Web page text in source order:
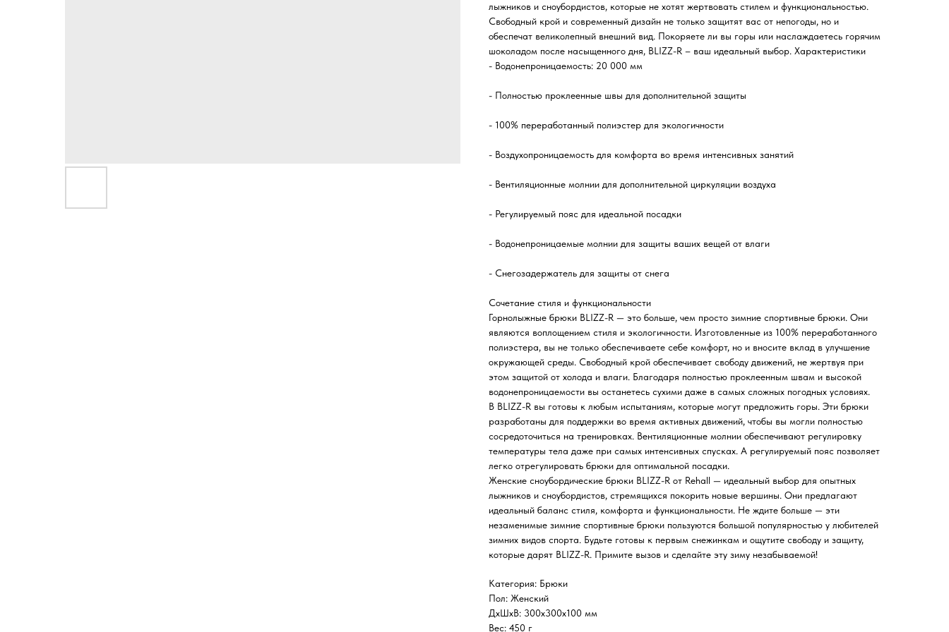
лыжников и сноубордистов, которые не хотят жертвовать стилем и функциональностью.
Свободный крой и современный дизайн не только защитят вас от непогоды, но и
обеспечат великолепный внешний вид. Покоряете ли вы горы или наслаждаетесь горячим
шоколадом после насыщенного дня, BLIZZ-R – ваш идеальный выбор. Характеристики
- Водонепроницаемость: 20 000 мм
- Полностью проклеенные швы для дополнительной защиты
- 100% переработанный полиэстер для экологичности
- Воздухопроницаемость для комфорта во время интенсивных занятий
- Вентиляционные молнии для дополнительной циркуляции воздуха
- Регулируемый пояс для идеальной посадки
- Водонепроницаемые молнии для защиты ваших вещей от влаги
- Снегозадержатель для защиты от снега
Сочетание стиля и функциональности
Горнолыжные брюки BLIZZ-R — это больше, чем просто зимние спортивные брюки. Они
являются воплощением стиля и экологичности. Изготовленные из 100% переработанного
полиэстера, вы не только обеспечиваете себе комфорт, но и вносите вклад в улучшение
окружающей среды. Свободный крой обеспечивает свободу движений, не жертвуя при
этом защитой от холода и влаги. Благодаря полностью проклеенным швам и высокой
водонепроницаемости вы останетесь сухими даже в самых сложных погодных условиях.
В BLIZZ-R вы готовы к любым испытаниям, которые могут предложить горы. Эти брюки
разработаны для поддержки во время активных движений, чтобы вы могли полностью
сосредоточиться на тренировках. Вентиляционные молнии обеспечивают регулировку
температуры тела даже при самых интенсивных спусках. А регулируемый пояс позволяет
легко отрегулировать брюки для оптимальной посадки.
Женские сноубордические брюки BLIZZ-R от Rehall — идеальный выбор для опытных
лыжников и сноубордистов, стремящихся покорить новые вершины. Они предлагают
идеальный баланс стиля, комфорта и функциональности. Не ждите больше — эти
незаменимые зимние спортивные брюки пользуются большой популярностью у любителей
зимних видов спорта. Будьте готовы к первым снежинкам и ощутите свободу и защиту,
которые дарят BLIZZ-R. Примите вызов и сделайте эту зиму незабываемой!
Категория: Брюки
Пол: Женский
ДxШxВ: 300x300x100 мм
Вес: 450 г